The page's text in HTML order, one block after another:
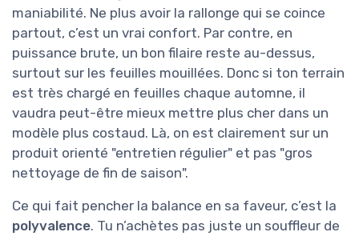
maniabilité. Ne plus avoir la rallonge qui se coince
partout, c’est un vrai confort. Par contre, en
puissance brute, un bon filaire reste au-dessus,
surtout sur les feuilles mouillées. Donc si ton terrain
est très chargé en feuilles chaque automne, il
vaudra peut-être mieux mettre plus cher dans un
modèle plus costaud. Là, on est clairement sur un
produit orienté "entretien régulier" et pas "gros
nettoyage de fin de saison".
Ce qui fait pencher la balance en sa faveur, c’est la
polyvalence. Tu n’achètes pas juste un souffleur de